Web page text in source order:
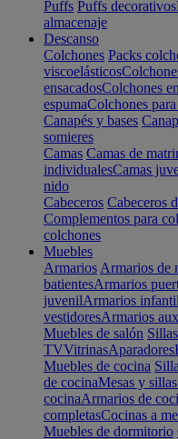
Puffs Puffs decorativos
almacenaje
Descanso
Colchones Packs
viscoelásticos
ensacadosColchones
espumaColchones
Canapés y bases
somieres
Camas Camas de
individualesCamas
nido
Cabeceros Cabeceros
Complementos para
colchones
Muebles
Armarios Armarios de
batientesArmarios
juvenilArmarios
vestidoresArmarios
Muebles de salón Sillas
TVVitrinasAparadores
Muebles de cocina
de cocinaMesas y
cocinaArmarios de
completasCocinas a
Muebles de dormitorio